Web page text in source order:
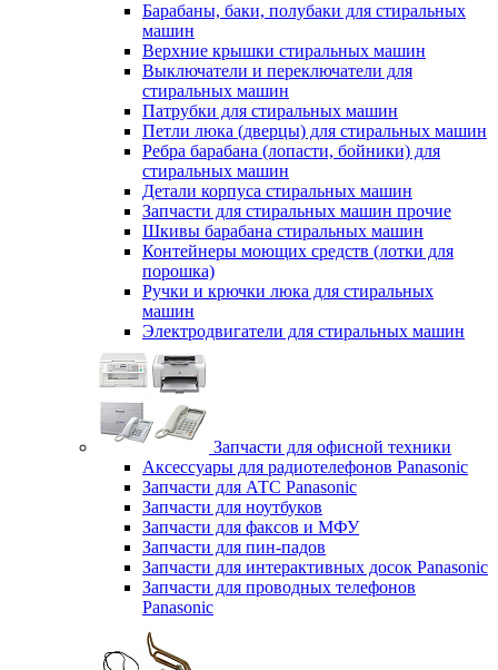
Барабаны, баки, полубаки для стиральных
машин
Верхние крышки стиральных машин
Выключатели и переключатели для
стиральных машин
Патрубки для стиральных машин
Петли люка (дверцы) для стиральных машин
Ребра барабана (лопасти, бойники) для
стиральных машин
Детали корпуса стиральных машин
Запчасти для стиральных машин прочие
Шкивы барабана стиральных машин
Контейнеры моющих средств (лотки для
порошка)
Ручки и крючки люка для стиральных
машин
Электродвигатели для стиральных машин
Запчасти для офисной техники
Аксессуары для радиотелефонов Panasonic
Запчасти для АТС Panasonic
Запчасти для ноутбуков
Запчасти для факсов и МФУ
Запчасти для пин-падов
Запчасти для интерактивных досок Panasonic
Запчасти для проводных телефонов
Panasonic